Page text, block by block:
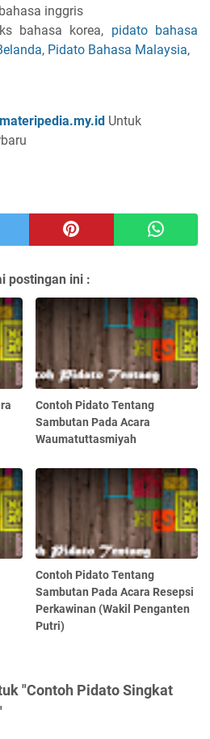
inggris
bahasa korea, pidato bahasa
, Pidato Bahasa Malaysia,
materipedia.my.id Untuk
postingan ini :
Contoh Pidato Tentang
Sambutan Pada Acara
Waumatuttasmiyah
Contoh Pidato Tentang
Sambutan Pada Acara Resepsi
Perkawinan (Wakil Penganten
Putri)
"Contoh Pidato Singkat